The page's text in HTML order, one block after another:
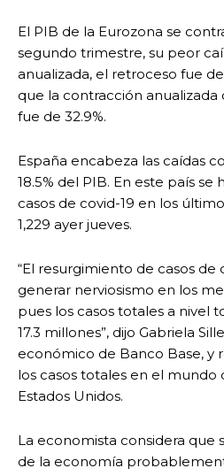
El PIB de la Eurozona se
segundo trimestre, su peor
anualizada, el retroceso fue
que la contracción anualizada
fue de 32.9%.
España encabeza las caídas
18.5% del PIB. En este país
casos de covid-19 en los
1,229 ayer jueves.
“El resurgimiento de casos de
generar nerviosismo en los
pues los casos totales a nivel
17.3 millones”, dijo Gabriela
económico de Banco Base, y
los casos totales en el mundo
Estados Unidos.
La economista considera que
de la economía